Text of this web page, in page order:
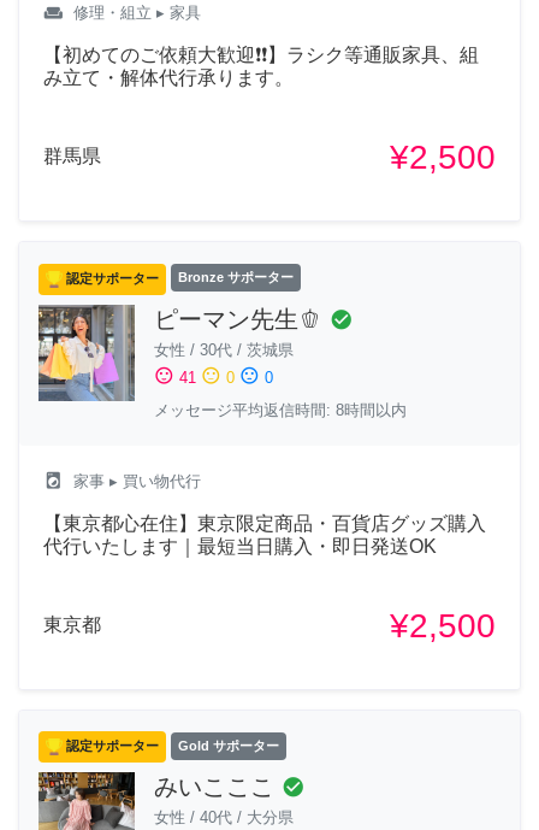
weekend 修理・組立 ▸ 家具
【初めてのご依頼大歓迎❗❗】ラシク等通販家具、組
み立て・解体代行承ります。
群馬県 ¥2,500
認定サポーター Bronze サポーター
ピーマン先生🫑 check_circle
女性 / 30代 / 茨城県
sentiment_satisfied 41 sentiment_neutral 0 sentiment_dissatisfied 0
メッセージ平均返信時間: 8時間以内
local_laundry_service 家事 ▸ 買い物代行
【東京都心在住】東京限定商品・百貨店グッズ購入
代行いたします｜最短当日購入・即日発送OK
東京都 ¥2,500
認定サポーター Gold サポーター
みいこここ check_circle
女性 / 40代 / 大分県